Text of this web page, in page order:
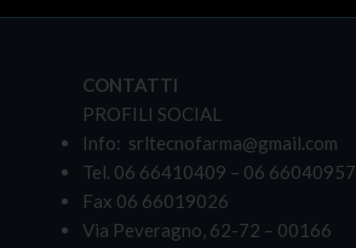
CONTATTI
PROFILI SOCIAL
Info: srltecnofarma@gmail.com
Tel. 06 66410409 – 06 66040957
Fax 06 66019026
Via Peveragno, 62-72 – 00166